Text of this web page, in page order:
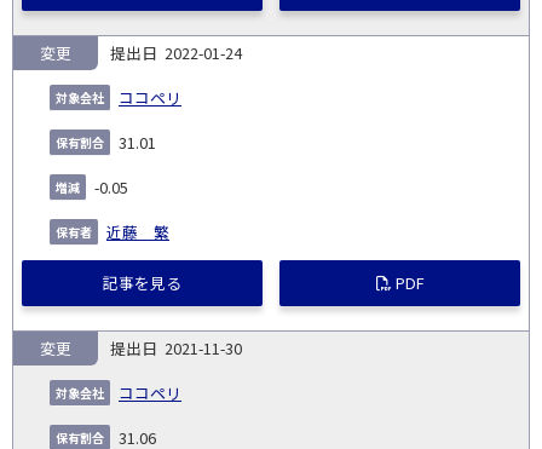
2022-01-24
ココペリ
変更
31.01
-0.05
近藤 繁
記事を見る PDF
2021-11-30
ココペリ
変更
31.06